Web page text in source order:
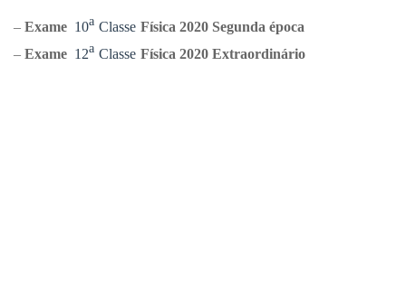
– Exame 10ᵃ Classe Física 2020 Segunda época
– Exame 12ᵃ Classe Física 2020 Extraordinário